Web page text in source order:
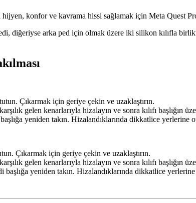
konfor ve kavrama hissi sağlamak için Meta Quest
diğeriyse arka ped için olmak üzere iki silikon kılıfla
Çıkarmak için geriye çekin ve uzaklaştırın.
gelen kenarlarıyla hizalayın ve sonra kılıfı başlığın
yeniden takın. Hizalandıklarında dikkatlice yerlerine
Çıkarmak için geriye çekin ve uzaklaştırın.
gelen kenarlarıyla hizalayın ve sonra kılıfı başlığın
yeniden takın. Hizalandıklarında dikkatlice